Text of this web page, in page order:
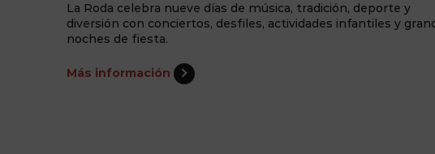
La Roda celebra nueve días de música, tradición, deporte y
diversión con conciertos, desfiles, actividades infantiles y
noches de fiesta.
Más información